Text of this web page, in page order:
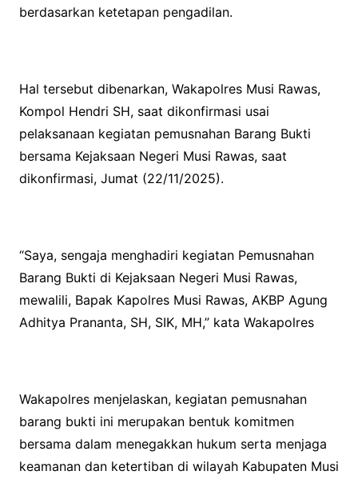
berdasarkan ketetapan pengadilan.
Hal tersebut dibenarkan, Wakapolres Musi Rawas,
Kompol Hendri SH, saat dikonfirmasi usai
pelaksanaan kegiatan pemusnahan Barang Bukti
bersama Kejaksaan Negeri Musi Rawas, saat
dikonfirmasi, Jumat (22/11/2025).
“Saya, sengaja menghadiri kegiatan Pemusnahan
Barang Bukti di Kejaksaan Negeri Musi Rawas,
mewalili, Bapak Kapolres Musi Rawas, AKBP Agung
Adhitya Prananta, SH, SIK, MH,” kata Wakapolres
Wakapolres menjelaskan, kegiatan pemusnahan
barang bukti ini merupakan bentuk komitmen
bersama dalam menegakkan hukum serta menjaga
keamanan dan ketertiban di wilayah Kabupaten Musi